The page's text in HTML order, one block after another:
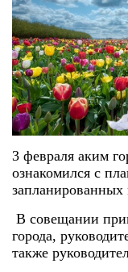
3 февраля аким
ознакомился с
запланированных
В совещании
города,
также